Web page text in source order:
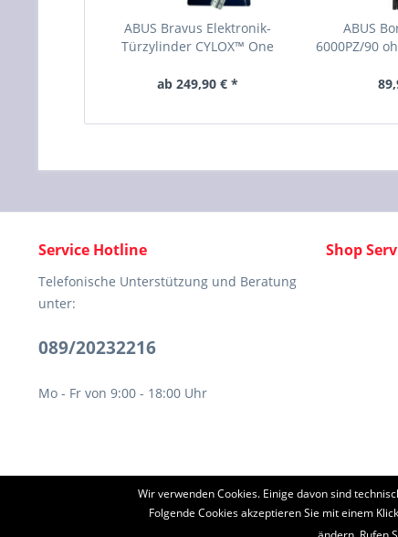
ABUS Bravus Elektronik-
Türzylinder CYLOX™ One
ab 249,90 € *
ABUS
6000PZ/90
Service Hotline
Telefonische Unterstützung und Beratung
unter:
089/20232216
Mo - Fr von 9:00 - 18:00 Uhr
Shop
* Alle Preise inkl.
Wir verwenden Cookies. Einige davon sind
Folgende Cookies akzeptieren Sie mit einem